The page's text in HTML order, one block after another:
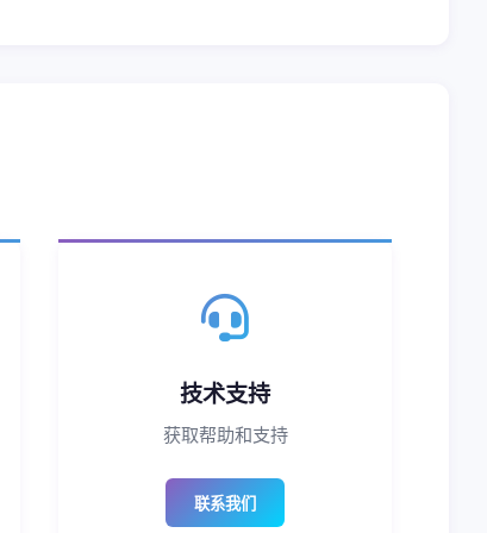
技术支持
获取帮助和支持
联系我们